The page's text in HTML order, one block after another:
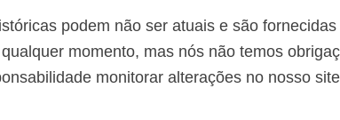
podem não ser atuais e são
momento, mas nós não temos
monitorar alterações no nosso